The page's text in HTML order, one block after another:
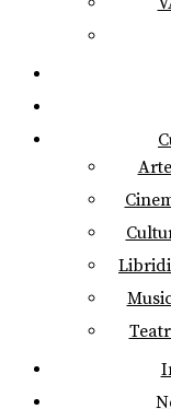
Arte